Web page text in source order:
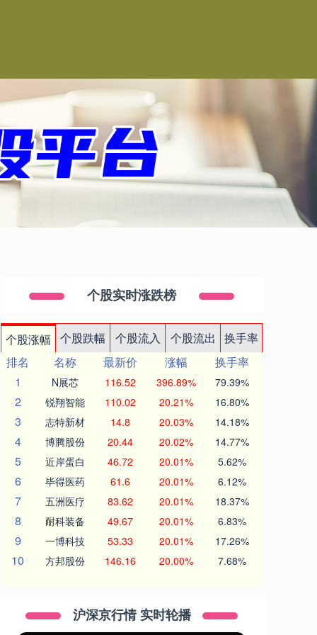
个股实时涨跌榜
个股涨幅 个股跌幅 个股流入 个股流出
换手率
排名
名称 最新价 涨幅
换手率
1
N展芯 116.52 396.89% 79.39%
2 锐翔智能 110.02 20.21% 16.80%
3 志特新材 14.8 20.03% 14.18%
4 博腾股份 20.44 20.02% 14.77%
5 近岸蛋白 46.72 20.01% 5.62%
6 毕得医药 61.6 20.01% 6.12%
7 五洲医疗 83.62 20.01% 18.37%
8 耐科装备 49.67 20.01% 6.83%
9 一博科技 53.33 20.01% 17.26%
10 方邦股份 146.16 20.00% 7.68%
沪深京行情 实时轮播